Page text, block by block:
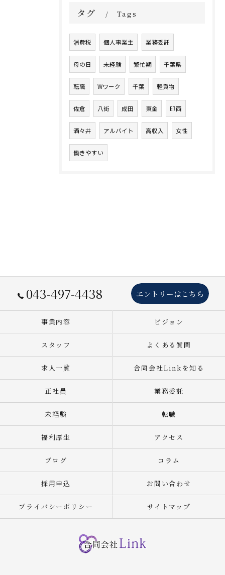
タグ Tags
消費税 個人事業主 業務委託
母の日 未経験 繁忙期 千葉県
転職 Wワーク 千葉 軽貨物
佐倉 八街 成田 東金 印西
酒々井 アルバイト 高収入 女性
働きやすい
043-497-4438 エントリーはこちら
事業内容 ビジョン
スタッフ よくある質問
求人一覧 合同会社Linkを知る
正社員 業務委託
未経験 転職
福利厚生 アクセス
ブログ コラム
採用申込 お問い合わせ
プライバシーポリシー サイトマップ